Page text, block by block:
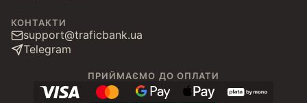
КОНТАКТИ
support@traficbank.ua
Telegram
ПРИЙМАЄМО ДО ОПЛАТИ